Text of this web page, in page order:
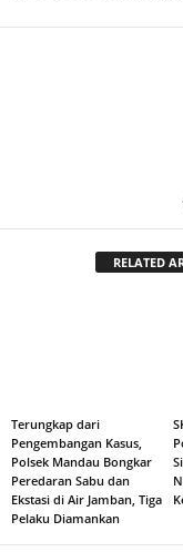
RELATED
Terungkap dari
Pengembangan Kasus,
Polsek Mandau Bongkar
Peredaran Sabu dan
Ekstasi di Air Jamban, Tiga
Pelaku Diamankan